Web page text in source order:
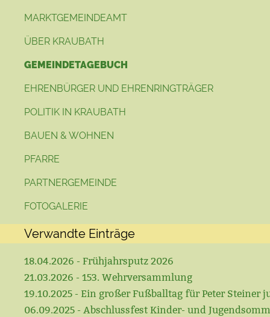
MARKTGEMEINDEAMT
ÜBER KRAUBATH
GEMEINDETAGEBUCH
EHRENBÜRGER UND EHRENRINGTRÄGER
POLITIK IN KRAUBATH
BAUEN & WOHNEN
PFARRE
PARTNERGEMEINDE
FOTOGALERIE
Verwandte Einträge
18.04.2026 - Frühjahrsputz 2026
21.03.2026 - 153. Wehrversammlung
19.10.2025 - Ein großer Fußballtag für Peter Steiner
06.09.2025 - Abschlussfest Kinder- und